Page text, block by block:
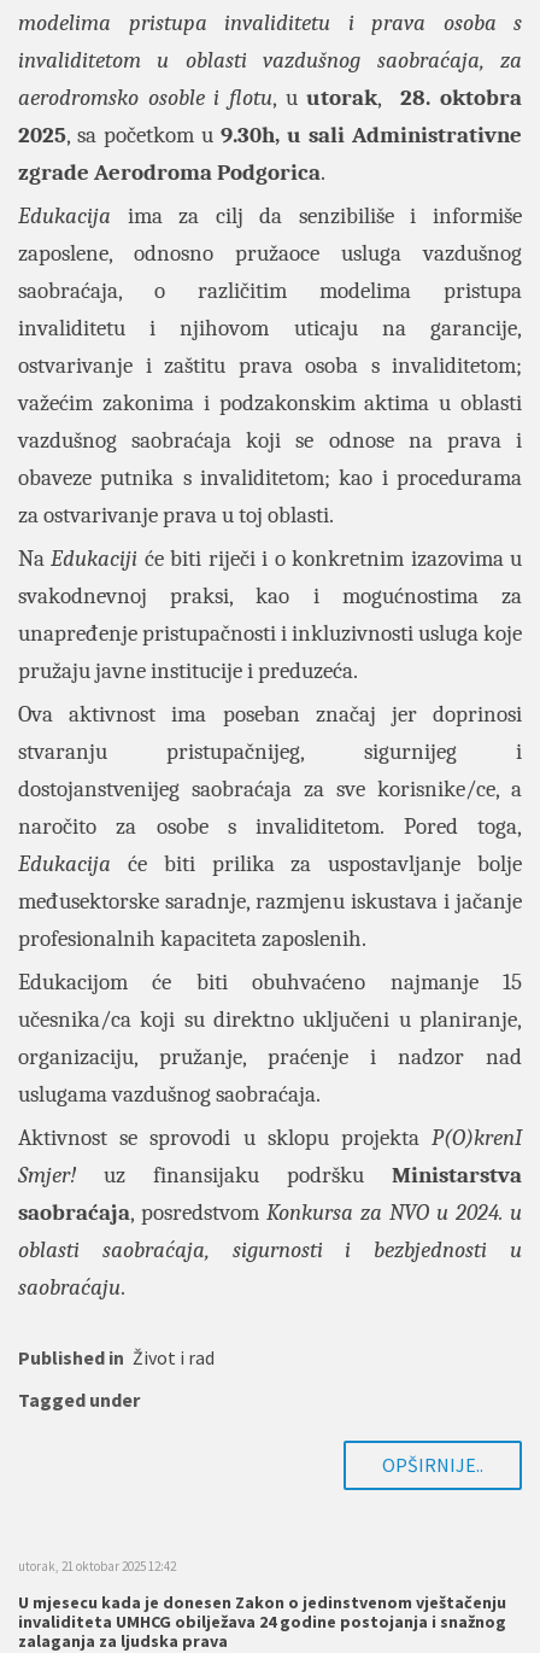
modelima pristupa invaliditetu i prava osoba s
invaliditetom u oblasti vazdušnog saobraćaja, za
aerodromsko osoble i flotu, uutorak,28. oktobra
2025, sa početkom u 9.30h, u sali Administrativne
zgrade Aerodroma Podgorica.
Edukacija ima za cilj da senzibiliše i informiše
zaposlene, odnosno pružaoce usluga vazdušnog
saobraćaja, o različitim modelima pristupa
invaliditetu i njihovom uticaju na garancije,
ostvarivanje i zaštitu prava osoba s invaliditetom;
važećim zakonima i podzakonskim aktima u oblasti
vazdušnog saobraćaja koji se odnose na prava i
obaveze putnika s invaliditetom; kao i procedurama
za ostvarivanje prava u toj oblasti.
NaEdukaciji će biti riječi i o konkretnim izazovima u
svakodnevnoj praksi, kao i mogućnostima za
unapređenje pristupačnosti i inkluzivnosti usluga koje
pružaju javne institucije i preduzeća.
Ova aktivnost ima poseban značaj jer doprinosi
stvaranju pristupačnijeg, sigurnijeg i
dostojanstvenijeg saobraćaja za sve korisnike/ce, a
naročito za osobe s invaliditetom. Pored toga,
Edukacija će biti prilika za uspostavljanje bolje
međusektorske saradnje, razmjenu iskustava i jačanje
profesionalnih kapaciteta zaposlenih.
Edukacijom će biti obuhvaćeno najmanje 15
učesnika/ca koji su direktno uključeni u planiranje,
organizaciju, pružanje, praćenje i nadzor nad
uslugama vazdušnog saobraćaja.
Aktivnost se sprovodi u sklopu projekta P(O)krenI
Smjer! uz finansijaku podršku Ministarstva
saobraćaja, posredstvom Konkursa za NVO u 2024. u
oblasti saobraćaja, sigurnosti i bezbjednosti u
saobraćaju.
Published in Život i rad
Tagged under
OPŠIRNIJE..
utorak, 21 oktobar 2025 12:42
U mjesecu kada je donesen Zakon o jedinstvenom vještačenju
invaliditeta UMHCG obilježava 24 godine postojanja i snažnog
zalaganja za ljudska prava